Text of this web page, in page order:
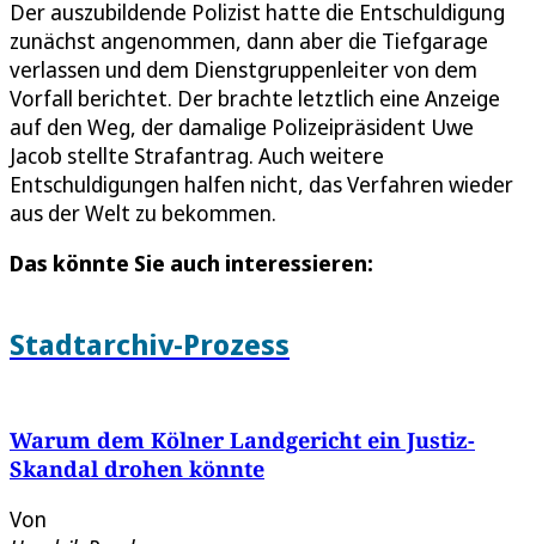
Der auszubildende Polizist hatte die Entschuldigung
zunächst angenommen, dann aber die Tiefgarage
verlassen und dem Dienstgruppenleiter von dem
Vorfall berichtet. Der brachte letztlich eine Anzeige
auf den Weg, der damalige Polizeipräsident Uwe
Jacob stellte Strafantrag. Auch weitere
Entschuldigungen halfen nicht, das Verfahren wieder
aus der Welt zu bekommen.
Das könnte Sie auch interessieren:
Stadtarchiv-Prozess
Warum dem Kölner Landgericht ein Justiz-
Skandal drohen könnte
Von